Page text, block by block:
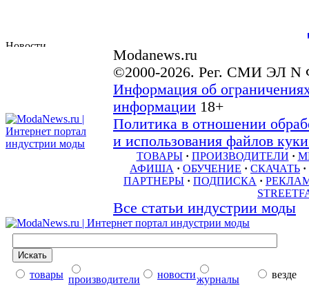
Modanews.ru
©2000-2026. Рег. СМИ ЭЛ N
Информация об
информации 18+
Политика в отношении
и использования файлов
ТОВАРЫ · ПРОИЗВОДИТЕЛИ ·
АФИША · ОБУЧЕНИЕ · СКАЧАТЬ ·
ПАРТНЕРЫ · ПОДПИСКА ·
Все статьи индустрии моды
товары производители новостижурналы
везде